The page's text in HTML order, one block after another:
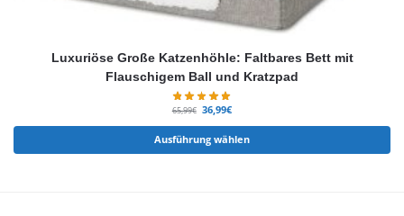
Luxuriöse Große Katzenhöhle: Faltbares Bett mit
Flauschigem Ball und Kratzpad
65,99€ 36,99€
Ausführung wählen